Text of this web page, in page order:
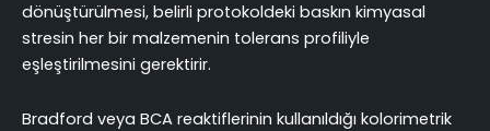
dönüştürülmesi, belirli protokoldeki baskın kimyasal
stresin her bir malzemenin tolerans profiliyle
eşleştirilmesini gerektirir.
Bradford veya BCA reaktiflerinin kullanıldığı kolorimetrik